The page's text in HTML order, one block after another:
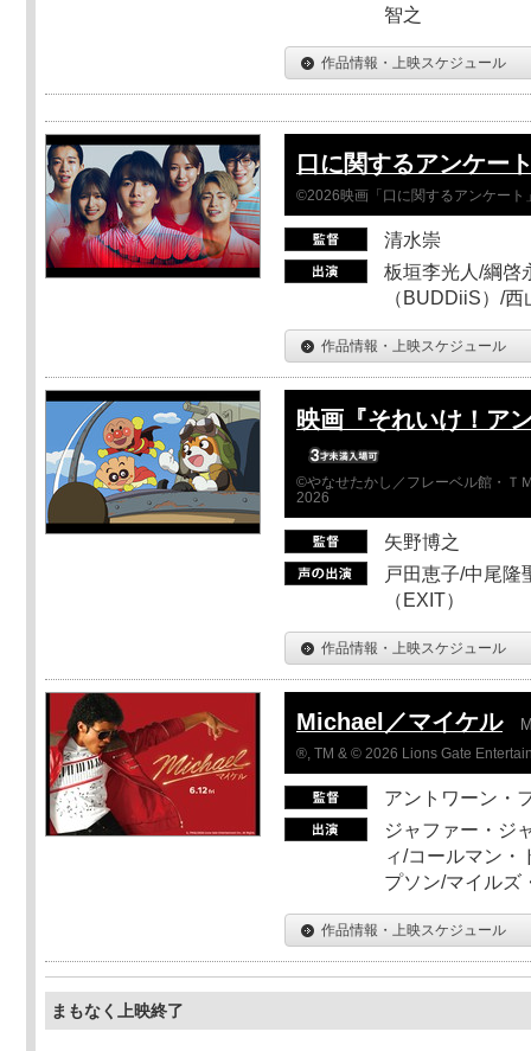
智之
作品情報・上映スケジュール
口に関するアンケー
©2026映画「口に関するアンケート
清水崇
板垣李光人/綱啓
（BUDDiiS）/
作品情報・上映スケジュール
映画『それいけ！ア
©やなせたかし／フレーベル館・Ｔ
2026
矢野博之
戸田恵子/中尾隆
（EXIT）
作品情報・上映スケジュール
Michael／マイケル
®, TM & © 2026 Lions Gate
アントワーン・
ジャファー・ジ
ィ/コールマン・
プソン/マイルズ
作品情報・上映スケジュール
まもなく上映終了